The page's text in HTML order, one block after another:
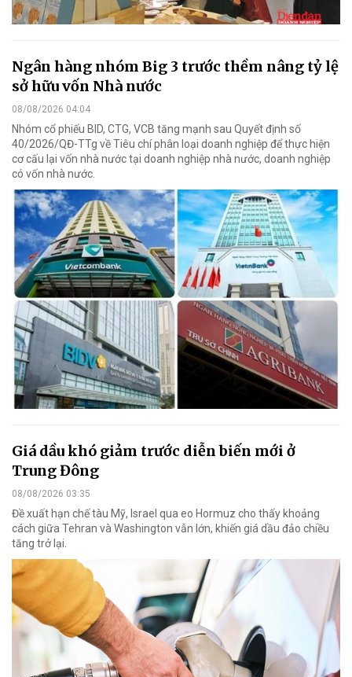
Ngân hàng nhóm Big 3 trước thềm nâng tỷ lệ
sở hữu vốn Nhà nước
08/08/2026 04:04
Nhóm cổ phiếu BID, CTG, VCB tăng mạnh sau Quyết định số
40/2026/QĐ-TTg về Tiêu chí phân loại doanh nghiệp để thực hiện
cơ cấu lại vốn nhà nước tại doanh nghiệp nhà nước, doanh nghiệp
có vốn nhà nước.
Giá dầu khó giảm trước diễn biến mới ở
Trung Đông
08/08/2026 03:35
Đề xuất hạn chế tàu Mỹ, Israel qua eo Hormuz cho thấy khoảng
cách giữa Tehran và Washington vẫn lớn, khiến giá dầu đảo chiều
tăng trở lại.